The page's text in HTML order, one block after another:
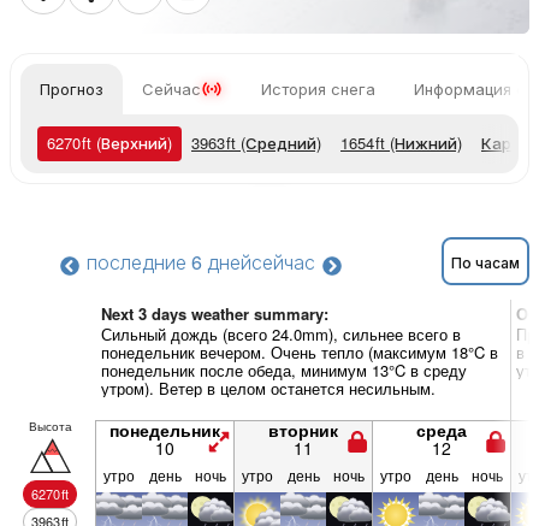
Прогноз Сейчас История снега Информация о
6270ft (Верхний) 3963ft (Средний) 1654ft (Нижний) Карты
последние 6 днейсейчас По часам
Next 3 days weather summary:
Сильный дождь (всего 24.0mm), сильнее всего в
понедельник вечером. Очень тепло (максимум 18°C в
понедельник после обеда, минимум 13°C в среду
утром). Ветер в целом останется несильным.
в
Высота
6270ft
3963ft
понедельник
10
вторник
11
среда
12
утро день ночь утро день ночь утро день ночь